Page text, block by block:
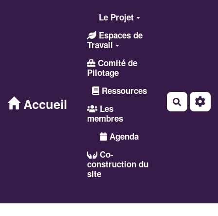
Aller au contenu principal
Accueil
Le Projet
Espaces de
Travail
Comité de
Pilotage
Ressources
Les
membres
Agenda
Co-
construction du
site